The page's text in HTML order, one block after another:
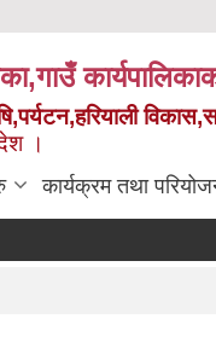
।
कार्यक्रम तथा